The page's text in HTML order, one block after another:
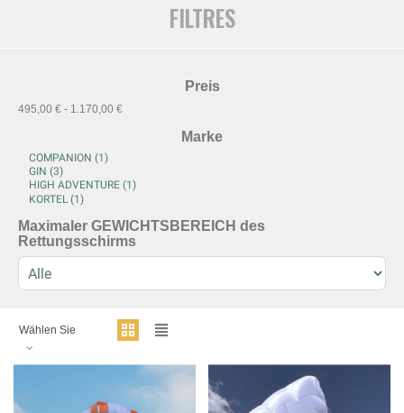
FILTRES
Preis
495,00 € - 1.170,00 €
Marke
Maximaler GEWICHTSBEREICH des
Rettungsschirms
Wählen Sie